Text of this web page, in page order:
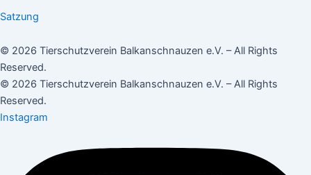
Satzung
© 2026 Tierschutzverein Balkanschnauzen e.V. – All Rights
Reserved.
© 2026 Tierschutzverein Balkanschnauzen e.V. – All Rights
Reserved.
Instagram